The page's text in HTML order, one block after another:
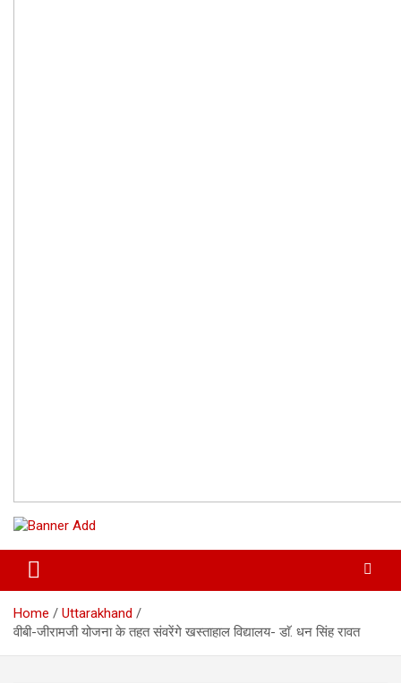
Home
Uttarakhand
वीबी-जीरामजी योजना के तहत संवरेंगे खस्ताहाल विद्यालय- डाॅ. धन सिंह रावत